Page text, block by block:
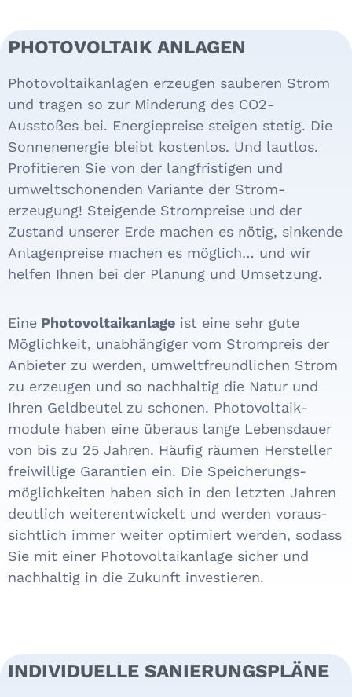
PHOTOVOLTAIK ANLAGEN
Photovoltaikanlagen erzeugen sauberen Strom
und tragen so zur Minderung des CO2-
Ausstoßes bei. Energie­preise steigen stetig. Die
Sonnen­energie bleibt kostenlos. Und lautlos.
Profitieren Sie von der langfristigen und
umwelt­schonenden Variante der Strom­
erzeugung! Steigende Strom­preise und der
Zustand unserer Erde machen es nötig, sinkende
Anlagen­preise machen es möglich… und wir
helfen Ihnen bei der Planung und Umsetzung.
Eine Photovoltaikanlage ist eine sehr gute
Möglichkeit, unabhängiger vom Strom­preis der
Anbieter zu werden, um­welt­freund­li­chen Strom
zu erzeugen und so nachhaltig die Natur und
Ihren Geld­beutel zu schonen. Photo­voltaik­
module haben eine überaus lange Lebens­dauer
von bis zu 25 Jahren. Häufig räumen Hersteller
freiwillige Garantien ein. Die Spei­che­rungs­
möglichkeiten haben sich in den letzten Jahren
deut­lich weiter­entwickelt und werden voraus­
sichtlich immer weiter optimiert werden, sodass
Sie mit einer Photo­voltaik­anlage sicher und
nach­haltig in die Zukunft investieren.
INDIVIDUELLE SANIERUNGSPLÄNE